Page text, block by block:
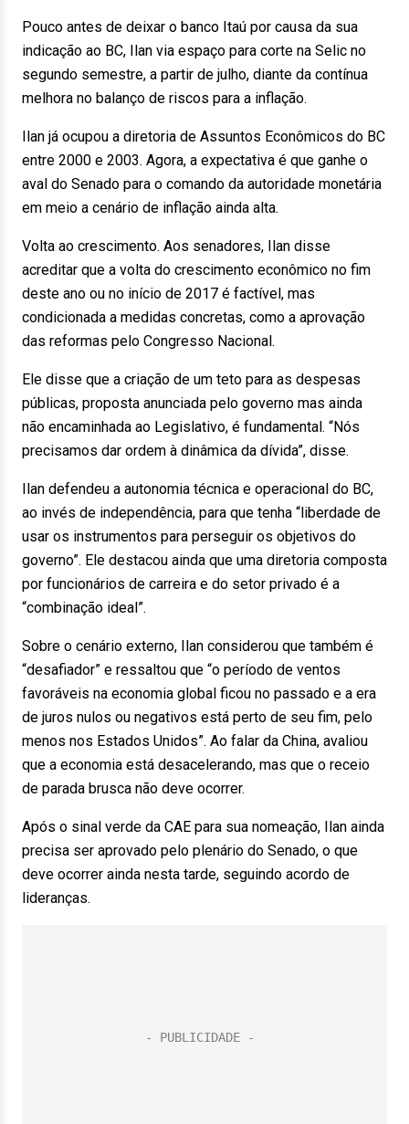
Pouco antes de deixar o banco Itaú por causa da sua
indicação ao BC, Ilan via espaço para corte na Selic no
segundo semestre, a partir de julho, diante da contínua
melhora no balanço de riscos para a inflação.
Ilan já ocupou a diretoria de Assuntos Econômicos do BC
entre 2000 e 2003. Agora, a expectativa é que ganhe o
aval do Senado para o comando da autoridade monetária
em meio a cenário de inflação ainda alta.
Volta ao crescimento. Aos senadores, Ilan disse
acreditar que a volta do crescimento econômico no fim
deste ano ou no início de 2017 é factível, mas
condicionada a medidas concretas, como a aprovação
das reformas pelo Congresso Nacional.
Ele disse que a criação de um teto para as despesas
públicas, proposta anunciada pelo governo mas ainda
não encaminhada ao Legislativo, é fundamental. “Nós
precisamos dar ordem à dinâmica da dívida”, disse.
Ilan defendeu a autonomia técnica e operacional do BC,
ao invés de independência, para que tenha “liberdade de
usar os instrumentos para perseguir os objetivos do
governo”. Ele destacou ainda que uma diretoria composta
por funcionários de carreira e do setor privado é a
“combinação ideal”.
Sobre o cenário externo, Ilan considerou que também é
“desafiador” e ressaltou que “o período de ventos
favoráveis na economia global ficou no passado e a era
de juros nulos ou negativos está perto de seu fim, pelo
menos nos Estados Unidos”. Ao falar da China, avaliou
que a economia está desacelerando, mas que o receio
de parada brusca não deve ocorrer.
Após o sinal verde da CAE para sua nomeação, Ilan ainda
precisa ser aprovado pelo plenário do Senado, o que
deve ocorrer ainda nesta tarde, seguindo acordo de
lideranças.